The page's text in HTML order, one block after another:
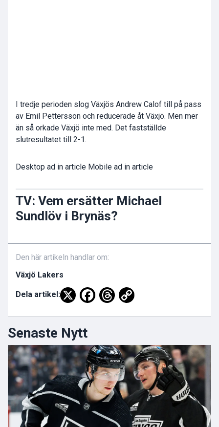
I tredje perioden slog Växjös Andrew Calof till på pass
av Emil Pettersson och reducerade åt Växjö. Men mer
än så orkade Växjö inte med. Det fastställde
slutresultatet till 2-1.
Desktop ad in article Mobile ad in article
TV: Vem ersätter Michael
Sundlöv i Brynäs?
Den här artikeln handlar om:
Växjö Lakers
Dela artikel:
Senaste Nytt